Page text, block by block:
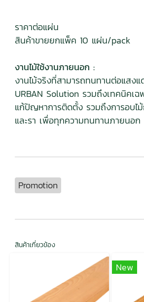
ราคาต่อแผ่น
สินค้าขายยกแพ็ค 10 แผ่น/pack
งานไม้ใช้งานภายนอก :
งานไม้จริงที่สามารถทนทานต่อแส
URBAN Solution รวมถึงเทคนิคเฉ
แก้ปัญหาการติดตั้ง รวมถึงการอบไ
และรา เพื่อทุกความทนทานภายนอก
Promotion
สินค้าเกี่ยวข้อง
New